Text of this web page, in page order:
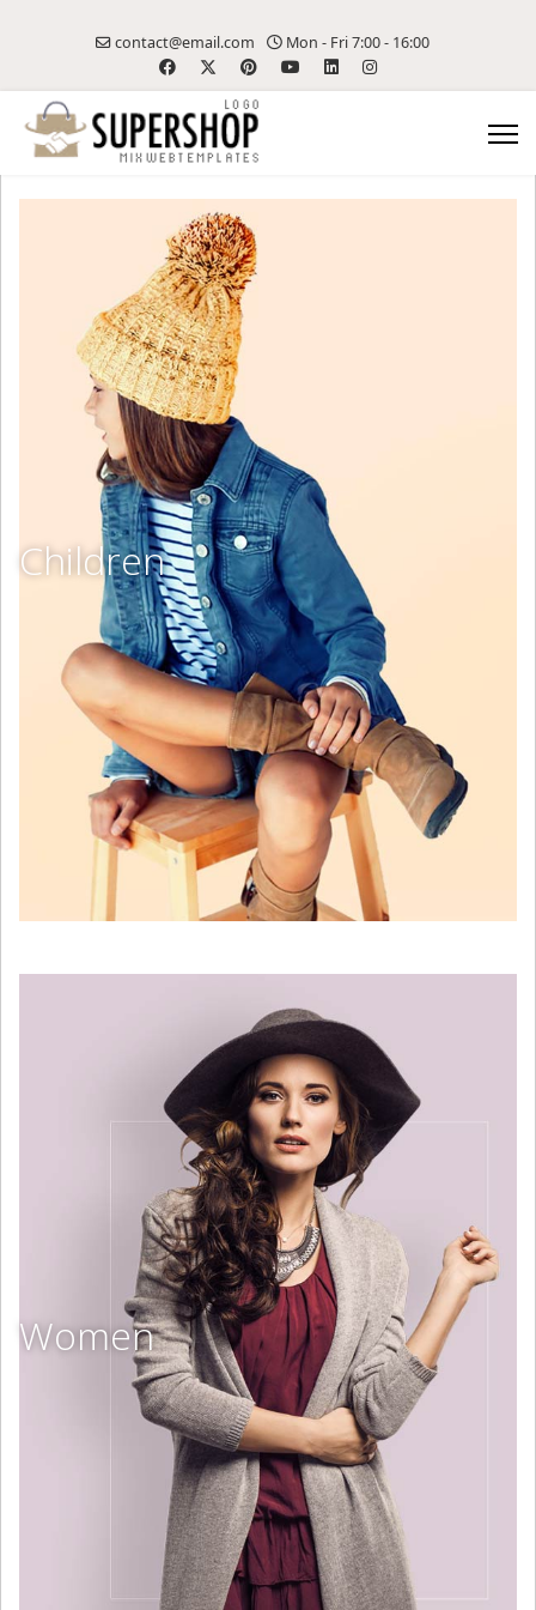
contact@email.com Mon - Fri 7:00 - 16:00
Children
Women